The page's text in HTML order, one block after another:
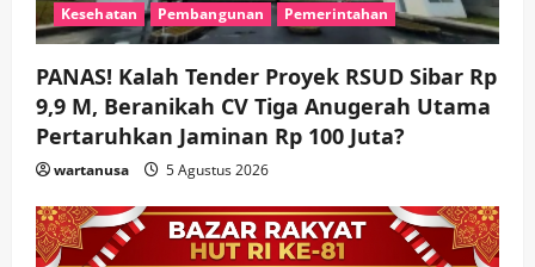
Kesehatan Pembangunan Pemerintahan
PANAS! Kalah Tender Proyek RSUD Sibar Rp
9,9 M, Beranikah CV Tiga Anugerah Utama
Pertaruhkan Jaminan Rp 100 Juta?
wartanusa 5 Agustus 2026